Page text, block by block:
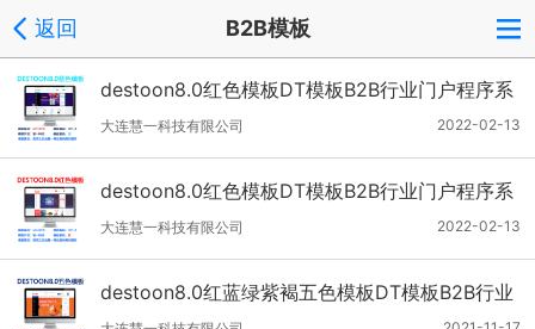
返回 B2B模板
destoon8.0红色模板DT模板B2B行业门户程序系
统m15dt8【特惠装】
2022-02-13
大连慧一科技有限公司
destoon8.0红色模板DT模板B2B行业门户程序系
统m14dt8【特惠装】
2022-02-13
大连慧一科技有限公司
destoon8.0红蓝绿紫褐五色模板DT模板B2B行业